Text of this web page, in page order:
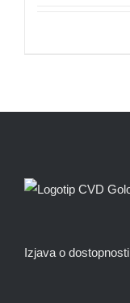
Izjava o dostopnosti